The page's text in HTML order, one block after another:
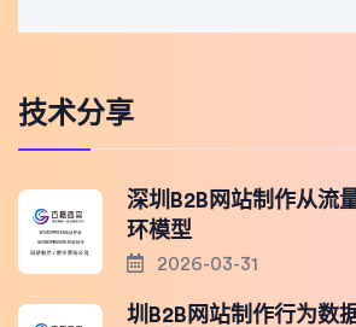
技术分享
深圳B2B网站制作从流
环模型
2026-03-31
圳B2B网站制作行为数